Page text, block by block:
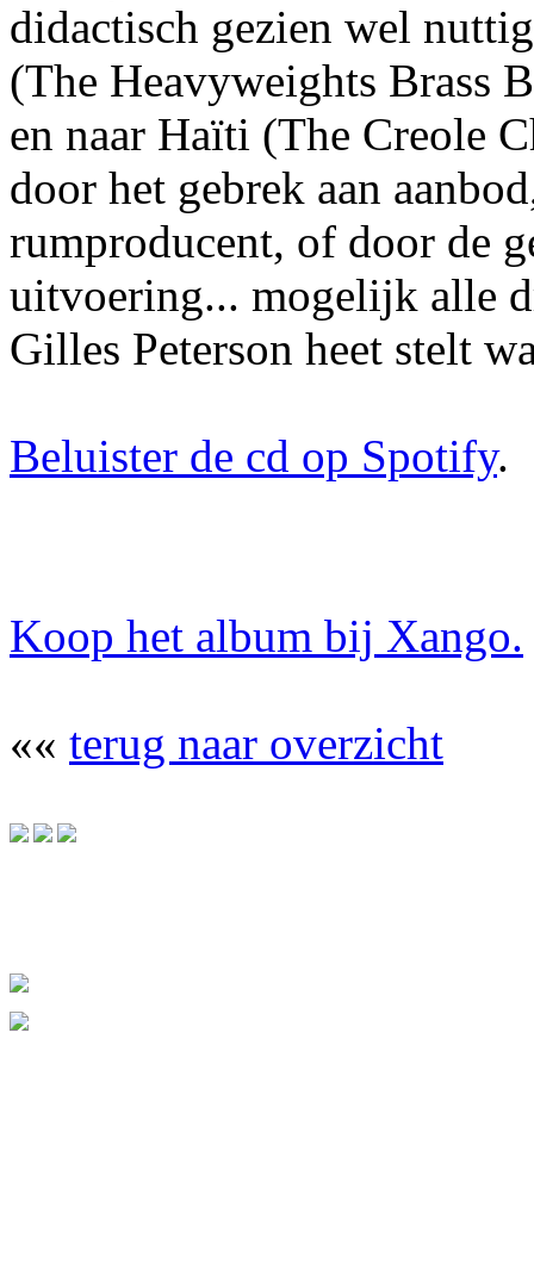
didactisch gezien wel
(The Heavyweights Brass
en naar Haïti (The Creole
door het gebrek aan
rumproducent, of door de
uitvoering... mogelijk alle
Gilles Peterson heet stelt
Beluister de cd op Spotify.
Koop het album bij Xango.
«« terug naar overzicht